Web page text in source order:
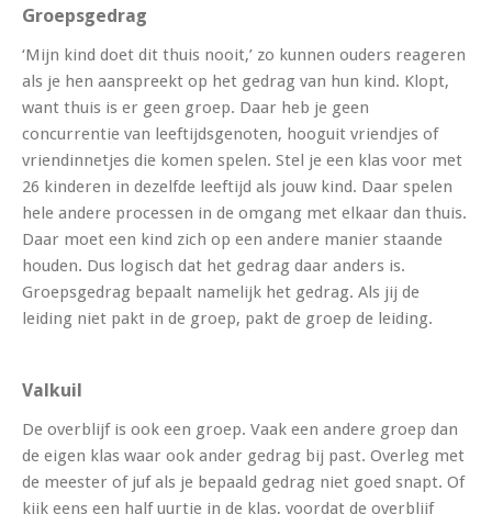
Groepsgedrag
‘Mijn kind doet dit thuis nooit,’ zo kunnen ouders reageren
als je hen aanspreekt op het gedrag van hun kind. Klopt,
want thuis is er geen groep. Daar heb je geen
concurrentie van leeftijdsgenoten, hooguit vriendjes of
vriendinnetjes die komen spelen. Stel je een klas voor met
26 kinderen in dezelfde leeftijd als jouw kind. Daar spelen
hele andere processen in de omgang met elkaar dan thuis.
Daar moet een kind zich op een andere manier staande
houden. Dus logisch dat het gedrag daar anders is.
Groepsgedrag bepaalt namelijk het gedrag. Als jij de
leiding niet pakt in de groep, pakt de groep de leiding.
Valkuil
De overblijf is ook een groep. Vaak een andere groep dan
de eigen klas waar ook ander gedrag bij past. Overleg met
de meester of juf als je bepaald gedrag niet goed snapt. Of
kijk eens een half uurtje in de klas, voordat de overblijf